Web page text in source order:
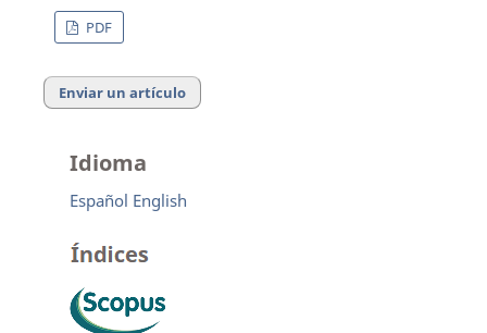
PDF
Enviar un artículo
Idioma
Español English